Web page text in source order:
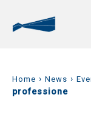
Home › News ›
professione